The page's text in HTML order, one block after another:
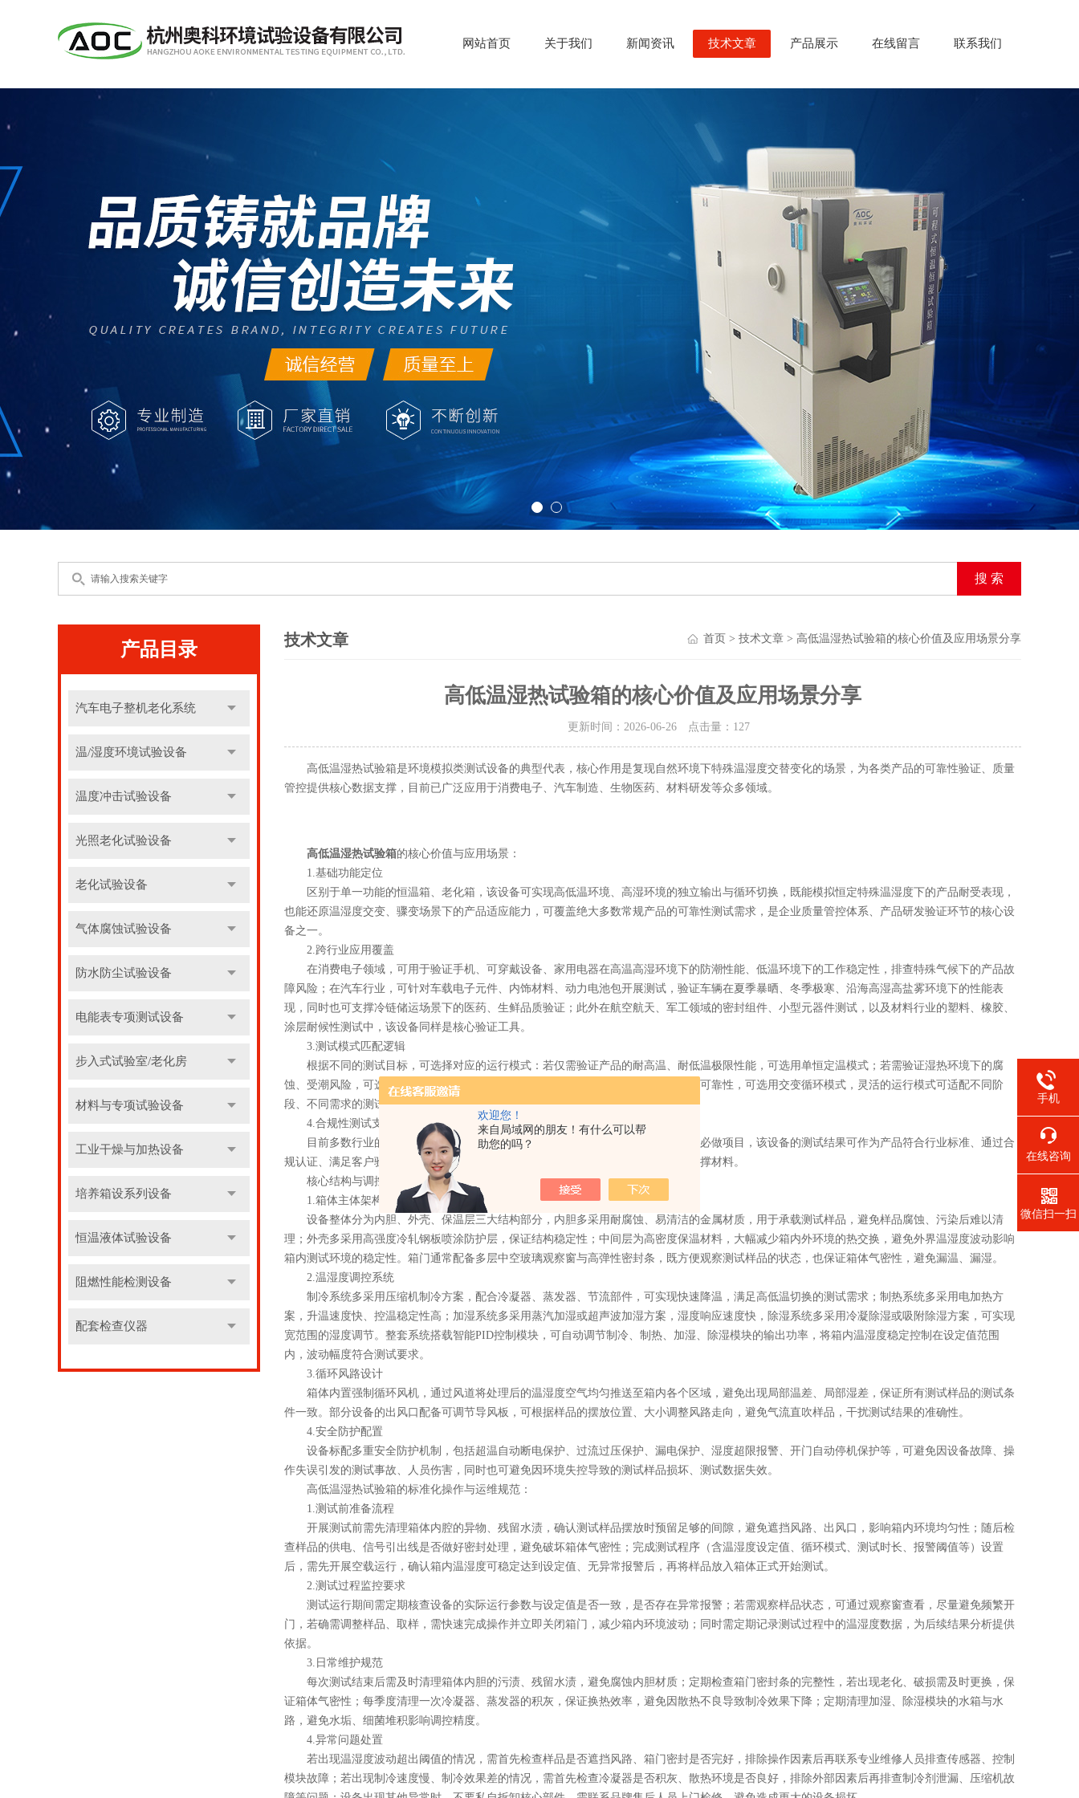
欢迎您！
来自局域网的朋友！有什么可以帮
助您的吗？
网站首页 关于我们 新闻资讯 技术文章 产品展示 在线留言 联系我们
产品目录
汽车电子整机老化系统
温/湿度环境试验设备
温度冲击试验设备
光照老化试验设备
老化试验设备
气体腐蚀试验设备
防水防尘试验设备
电能表专项测试设备
步入式试验室/老化房
材料与专项试验设备
工业干燥与加热设备
培养箱设系列设备
恒温液体试验设备
阻燃性能检测设备
配套检查仪器
技术文章 首页 > 技术文章 > 高低温湿热试验箱的核心价值及应用场景分享
高低温湿热试验箱的核心价值及应用场景分享
更新时间：2026-06-26 点击量： 127
高低温湿热试验箱是环境模拟类测试设备的典型代表，核心作用是复现自然环境下特殊温湿度交替变化的场景，为各类产品的可靠性验证、质量
管控提供核心数据支撑，目前已广泛应用于消费电子、汽车制造、生物医药、材料研发等众多领域。
高低温湿热试验箱的核心价值与应用场景：
1.基础功能定位
区别于单一功能的恒温箱、老化箱，该设备可实现高低温环境、高湿环境的独立输出与循环切换，既能模拟恒定特殊温湿度下的产品耐受表现，
也能还原温湿度交变、骤变场景下的产品适应能力，可覆盖绝大多数常规产品的可靠性测试需求，是企业质量管控体系、产品研发验证环节的核心设
备之一。
2.跨行业应用覆盖
在消费电子领域，可用于验证手机、可穿戴设备、家用电器在高温高湿环境下的防潮性能、低温环境下的工作稳定性，排查特殊气候下的产品故
障风险；在汽车行业，可针对车载电子元件、内饰材料、动力电池包开展测试，验证车辆在夏季暴晒、冬季极寒、沿海高湿高盐雾环境下的性能表
现，同时也可支撑冷链储运场景下的医药、生鲜品质验证；此外在航空航天、军工领域的密封组件、小型元器件测试，以及材料行业的塑料、橡胶、
涂层耐候性测试中，该设备同样是核心验证工具。
3.测试模式匹配逻辑
根据不同的测试目标，可选择对应的运行模式：若仅需验证产品的耐高温、耐低温极限性能，可选用单恒定温模式；若需验证湿热环境下的腐
蚀、受潮风险，可选用高温高湿恒定模式；若需验证产品在温湿度交替变化下的结构可靠性，可选用交变循环模式，灵活的运行模式可适配不同阶
段、不同需求的测试场景。
4.合规性测试支撑
目前多数行业的可靠性测试标准、合规认证要求，均明确将高低温湿热测试作为必做项目，该设备的测试结果可作为产品符合行业标准、通过合
规认证、满足客户验收要求的核心依据，也是企业招投标、质量体系审核中的关键支撑材料。
核心结构与调控原理：
1.箱体主体架构
设备整体分为内胆、外壳、保温层三大结构部分，内胆多采用耐腐蚀、易清洁的金属材质，用于承载测试样品，避免样品腐蚀、污染后难以清
理；外壳多采用高强度冷轧钢板喷涂防护层，保证结构稳定性；中间层为高密度保温材料，大幅减少箱内外环境的热交换，避免外界温湿度波动影响
箱内测试环境的稳定性。箱门通常配备多层中空玻璃观察窗与高弹性密封条，既方便观察测试样品的状态，也保证箱体气密性，避免漏温、漏湿。
2.温湿度调控系统
制冷系统多采用压缩机制冷方案，配合冷凝器、蒸发器、节流部件，可实现快速降温，满足高低温切换的测试需求；制热系统多采用电加热方
案，升温速度快、控温稳定性高；加湿系统多采用蒸汽加湿或超声波加湿方案，湿度响应速度快，除湿系统多采用冷凝除湿或吸附除湿方案，可实现
宽范围的湿度调节。整套系统搭载智能PID控制模块，可自动调节制冷、制热、加湿、除湿模块的输出功率，将箱内温湿度稳定控制在设定值范围
内，波动幅度符合测试要求。
3.循环风路设计
箱体内置强制循环风机，通过风道将处理后的温湿度空气均匀推送至箱内各个区域，避免出现局部温差、局部湿差，保证所有测试样品的测试条
件一致。部分设备的出风口配备可调节导风板，可根据样品的摆放位置、大小调整风路走向，避免气流直吹样品，干扰测试结果的准确性。
4.安全防护配置
设备标配多重安全防护机制，包括超温自动断电保护、过流过压保护、漏电保护、湿度超限报警、开门自动停机保护等，可避免因设备故障、操
作失误引发的测试事故、人员伤害，同时也可避免因环境失控导致的测试样品损坏、测试数据失效。
高低温湿热试验箱的标准化操作与运维规范：
1.测试前准备流程
开展测试前需先清理箱体内腔的异物、残留水渍，确认测试样品摆放时预留足够的间隙，避免遮挡风路、出风口，影响箱内环境均匀性；随后检
查样品的供电、信号引出线是否做好密封处理，避免破坏箱体气密性；完成测试程序（含温湿度设定值、循环模式、测试时长、报警阈值等）设置
后，需先开展空载运行，确认箱内温湿度可稳定达到设定值、无异常报警后，再将样品放入箱体正式开始测试。
2.测试过程监控要求
测试运行期间需定期核查设备的实际运行参数与设定值是否一致，是否存在异常报警；若需观察样品状态，可通过观察窗查看，尽量避免频繁开
门，若确需调整样品、取样，需快速完成操作并立即关闭箱门，减少箱内环境波动；同时需定期记录测试过程中的温湿度数据，为后续结果分析提供
依据。
3.日常维护规范
每次测试结束后需及时清理箱体内胆的污渍、残留水渍，避免腐蚀内胆材质；定期检查箱门密封条的完整性，若出现老化、破损需及时更换，保
证箱体气密性；每季度清理一次冷凝器、蒸发器的积灰，保证换热效率，避免因散热不良导致制冷效果下降；定期清理加湿、除湿模块的水箱与水
路，避免水垢、细菌堆积影响调控精度。
4.异常问题处置
若出现温湿度波动超出阈值的情况，需首先检查样品是否遮挡风路、箱门密封是否完好，排除操作因素后再联系专业维修人员排查传感器、控制
模块故障；若出现制冷速度慢、制冷效果差的情况，需首先检查冷凝器是否积灰、散热环境是否良好，排除外部因素后再排查制冷剂泄漏、压缩机故
手机
在线咨询
微信扫一扫